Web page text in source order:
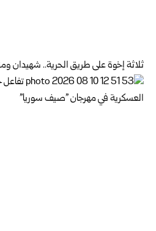
ثلاثة إخوة على طريق الحرية.. شهيدان